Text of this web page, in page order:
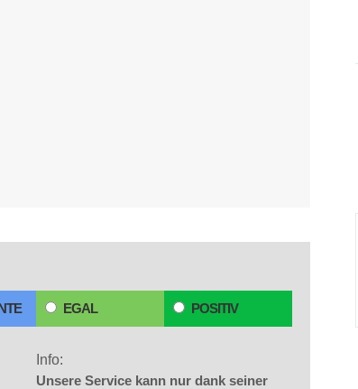
EGAL POSITIV
Info:
Unsere Service kann nur dank seiner